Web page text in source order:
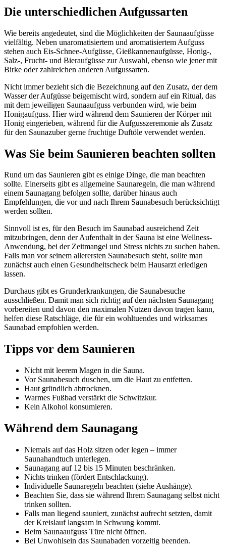
Die unterschiedlichen Aufgussarten
Wie bereits angedeutet, sind die Möglichkeiten der Saunaaufgüsse
vielfältig. Neben unaromatisiertem und aromatisiertem Aufguss
stehen auch Eis-Schnee-Aufgüsse, Gießkannenaufgüsse, Honig-,
Salz-, Frucht- und Bieraufgüsse zur Auswahl, ebenso wie jener mit
Birke oder zahlreichen anderen Aufgussarten.
Nicht immer bezieht sich die Bezeichnung auf den Zusatz, der dem
Wasser der Aufgüsse beigemischt wird, sondern auf ein Ritual, das
mit dem jeweiligen Saunaaufguss verbunden wird, wie beim
Honigaufguss. Hier wird während dem Saunieren der Körper mit
Honig eingerieben, während für die Aufgusszeremonie als Zusatz
für den Saunazuber gerne fruchtige Duftöle verwendet werden.
Was Sie beim Saunieren beachten sollten
Rund um das Saunieren gibt es einige Dinge, die man beachten
sollte. Einerseits gibt es allgemeine Saunaregeln, die man während
einem Saunagang befolgen sollte, darüber hinaus auch
Empfehlungen, die vor und nach Ihrem Saunabesuch berücksichtigt
werden sollten.
Sinnvoll ist es, für den Besuch im Saunabad ausreichend Zeit
mitzubringen, denn der Aufenthalt in der Sauna ist eine Wellness-
Anwendung, bei der Zeitmangel und Stress nichts zu suchen haben.
Falls man vor seinem allerersten Saunabesuch steht, sollte man
zunächst auch einen Gesundheitscheck beim Hausarzt erledigen
lassen.
Durchaus gibt es Grunderkrankungen, die Saunabesuche
ausschließen. Damit man sich richtig auf den nächsten Saunagang
vorbereiten und davon den maximalen Nutzen davon tragen kann,
helfen diese Ratschläge, die für ein wohltuendes und wirksames
Saunabad empfohlen werden.
Tipps vor dem Saunieren
Nicht mit leerem Magen in die Sauna.
Vor Saunabesuch duschen, um die Haut zu entfetten.
Haut gründlich abtrocknen.
Warmes Fußbad verstärkt die Schwitzkur.
Kein Alkohol konsumieren.
Während dem Saunagang
Niemals auf das Holz sitzen oder legen – immer
Saunahandtuch unterlegen.
Saunagang auf 12 bis 15 Minuten beschränken.
Nichts trinken (fördert Entschlackung).
Individuelle Saunaregeln beachten (siehe Aushänge).
Beachten Sie, dass sie während Ihrem Saunagang selbst nicht
trinken sollten.
Falls man liegend sauniert, zunächst aufrecht setzten, damit
der Kreislauf langsam in Schwung kommt.
Beim Saunaaufguss Türe nicht öffnen.
Bei Unwohlsein das Saunabaden vorzeitig beenden.